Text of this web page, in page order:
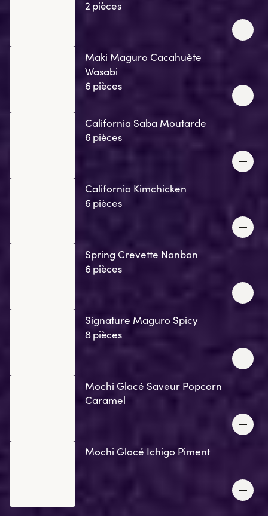
2 pièces
Maki Maguro Cacahuète
Wasabi
6 pièces
California Saba Moutarde
6 pièces
California Kimchicken
6 pièces
Spring Crevette Nanban
6 pièces
Signature Maguro Spicy
8 pièces
Mochi Glacé Saveur Popcorn
Caramel
Mochi Glacé Ichigo Piment